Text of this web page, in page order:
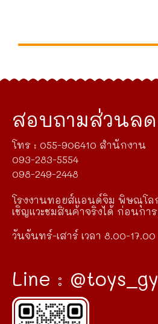
สอบถามส่วนลด
โทร : 055-906410 สำนักงาน
093-283-5554
098-249-2448
โรงงานทอยส์แอนด์จิม พิษณุโล
เชิญแวะชมสินค้าจริงได้ ก่อนกา
วันจันทร์-เสาร์ เวลา 8.00-
Line :